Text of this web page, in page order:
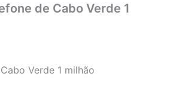
de Cabo Verde 1
Verde 1 milhão